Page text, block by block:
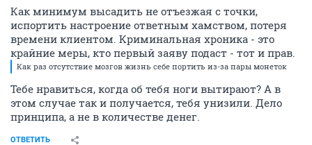
Как минимум высадить не отъезжая с точки,
испортить настроение ответным хамством, потеря
времени клиентом. Криминальная хроника - это
крайние меры, кто первый заяву подаст - тот и прав.
Как раз отсутствие мозгов жизнь себе портить из-за пары монеток
Тебе нравиться, когда об тебя ноги вытирают? А в
этом случае так и получается, тебя унизили. Дело
принципа, а не в количестве денег.
ОТВЕТИТЬ